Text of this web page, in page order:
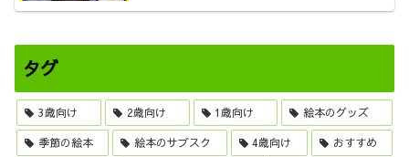
タグ
3歳向け 2歳向け 1歳向け 絵本のグッズ
季節の絵本 絵本のサブスク 4歳向け おすすめ